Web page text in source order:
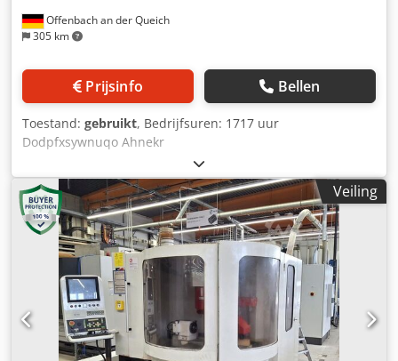
Offenbach an der Queich
305 km
Prijsinfo Bellen
Toestand: gebruikt, Bedrijfsuren: 1717 uur
Dodpfxsywnuqo Ahnekr
Veiling